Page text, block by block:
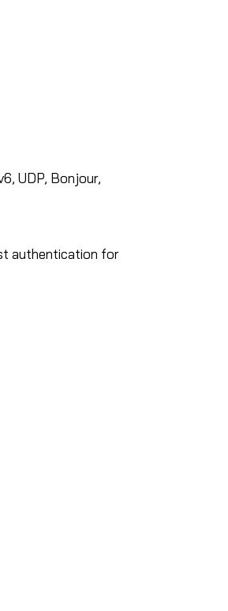
UDP, Bonjour,
authentication for